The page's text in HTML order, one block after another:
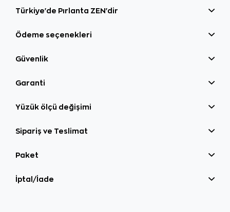
Türkiye'de Pırlanta ZEN'dir
Ödeme seçenekleri
Güvenlik
Garanti
Yüzük ölçü değişimi
Sipariş ve Teslimat
Paket
İptal/İade